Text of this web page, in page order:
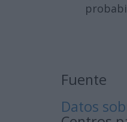
Fuente
Datos